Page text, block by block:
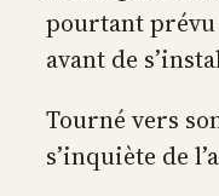
pourtant prévu
avant de
Tourné vers
s’inquiète de